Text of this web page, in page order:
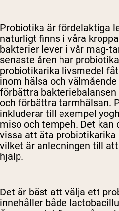
Probiotika är fördelaktiga
naturligt finns i våra
bakterier lever i vår mag-
senaste åren har
probiotikarika livsmedel
inom hälsa och
förbättra
och förbättra tarmhälsan.
inkluderar till exempel
miso och tempeh. Det kan
vissa att äta probiotikarika
vilket är anledningen till
hjälp.
Det är bäst att välja ett
innehåller både